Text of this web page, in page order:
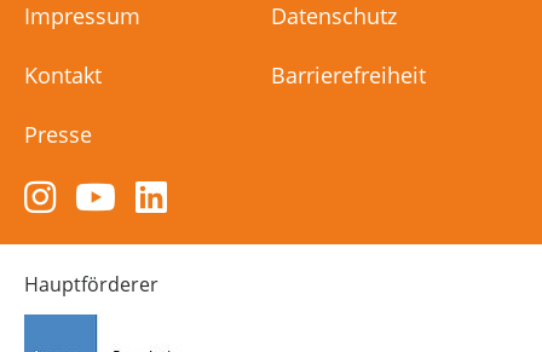
Impressum Datenschutz
Kontakt Barrierefreiheit
Presse
Zum
Instagram-
Kanal
von
Technik-
Zum
YouTube-
Kanal
von
LinkedIn-
Kanal
Hauptförderer